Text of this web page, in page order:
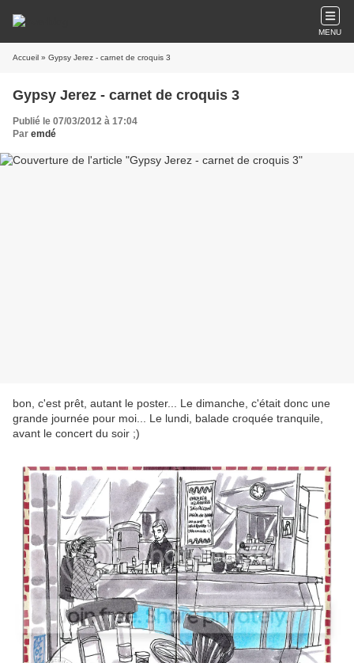
MENU
Accueil » Gypsy Jerez - carnet de croquis 3
Gypsy Jerez - carnet de croquis 3
Publié le 07/03/2012 à 17:04
Par emdé
bon, c'est prêt, autant le poster... Le dimanche, c'était donc une
grande journée pour moi... Le lundi, balade croquée tranquile,
avant le concert du soir ;)